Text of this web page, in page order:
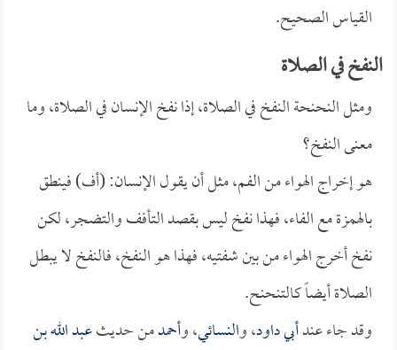
القياس الصحيح.
النفخ في الصلاة
ومثل النحنحة النفخ في الصلاة، إذا نفخ الإنسان في الصلاة، وما
معنى النفخ؟
هو إخراج الهواء من الفم، مثل أن يقول الإنسان: (أف) فينطق
بالهمزة مع الفاء، فهذا نفخ ليس بقصد التأفف والتضجر، لكن
نفخ أخرج الهواء من بين شفتيه، فهذا هو النفخ، فالنفخ لا يبطل
الصلاة أيضاً كالتنحنح.
وقد جاء عندأبي داود، والنسائي، وأحمدمن حديثعبد الله بن